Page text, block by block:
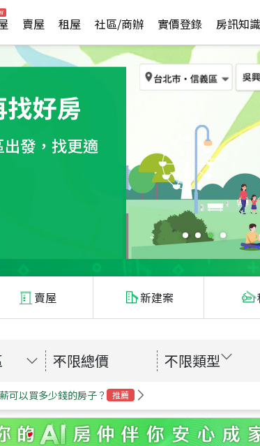
賣屋 租屋 社區/商辦 實價登錄 房訊知識
賣屋 新建案
不限總價 不限類型
可以買多少錢的房子？ 推薦